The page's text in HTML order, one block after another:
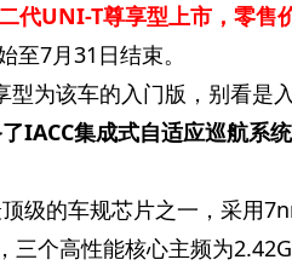
代UNI-T尊享型上市，零售
至7月31日结束。
为该车的入门版，别看是
IACC集成式自适应巡航系
级的车规芯片之一，采用
三个高性能核心主频为